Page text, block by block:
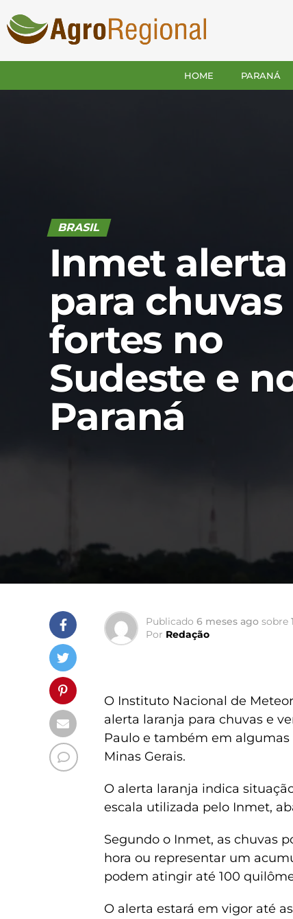
HOME PARANÁ
BRASIL
Inmet alerta
para chuvas
fortes no
Sudeste e
Paraná
Publicado 6 meses ago sobre
Por Redação
O Instituto Nacional de
alerta laranja para chuvas e
Paulo e também em algumas
Minas Gerais.
O alerta laranja indica
escala utilizada pelo Inmet,
Segundo o Inmet, as chuvas
hora ou representar um
podem atingir até 100
O alerta estará em vigor até